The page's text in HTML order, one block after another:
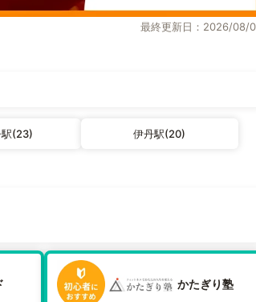
最終更新日：2026/08/
(23) 伊丹駅(20)
かたぎり塾